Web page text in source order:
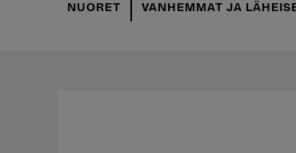
NUORET VANHEMMAT JA